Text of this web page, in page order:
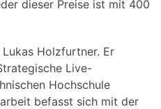
dieser Preise ist mit 400
Holzfurtner. Er
Live-
Hochschule
befasst sich mit der